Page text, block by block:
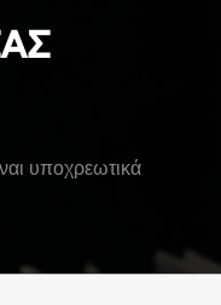
υποχρεωτικά